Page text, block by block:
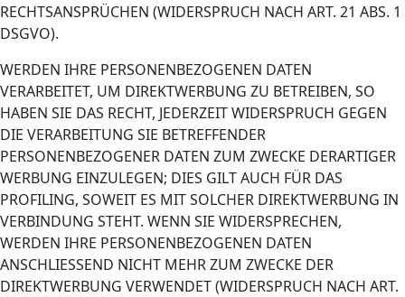
RECHTSANSPRÜCHEN (WIDERSPRUCH NACH ART. 21 ABS. 1
DSGVO).
WERDEN IHRE PERSONENBEZOGENEN DATEN
VERARBEITET, UM DIREKTWERBUNG ZU BETREIBEN, SO
HABEN SIE DAS RECHT, JEDERZEIT WIDERSPRUCH GEGEN
DIE VERARBEITUNG SIE BETREFFENDER
PERSONENBEZOGENER DATEN ZUM ZWECKE DERARTIGER
WERBUNG EINZULEGEN; DIES GILT AUCH FÜR DAS
PROFILING, SOWEIT ES MIT SOLCHER DIREKTWERBUNG IN
VERBINDUNG STEHT. WENN SIE WIDERSPRECHEN,
WERDEN IHRE PERSONENBEZOGENEN DATEN
ANSCHLIESSEND NICHT MEHR ZUM ZWECKE DER
DIREKTWERBUNG VERWENDET (WIDERSPRUCH NACH ART.